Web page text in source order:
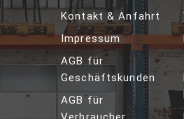
Kontakt & Anfahrt
Impressum
AGB für
Geschäftskunden
AGB für